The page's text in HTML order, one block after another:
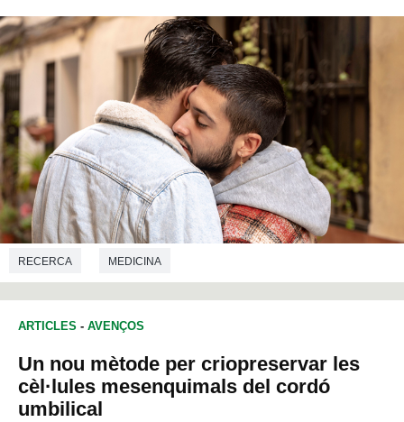
RECERCA MEDICINA
ARTICLES - AVENÇOS
Un nou mètode per criopreservar les
cèl·lules mesenquimals del cordó
umbilical